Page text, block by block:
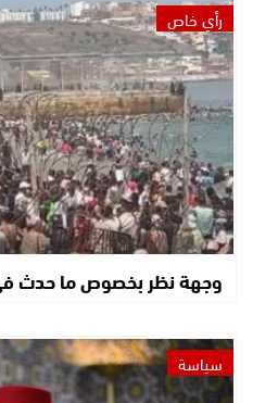
رأي خاص
وجهة نظر بخصوص ما حدث
سياسة